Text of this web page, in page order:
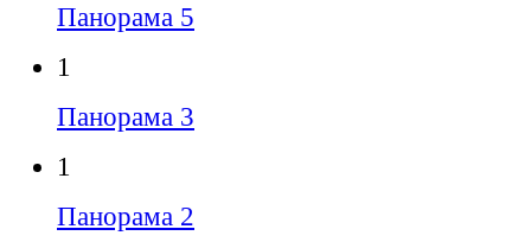
Панорама 5
1
Панорама 3
1
Панорама 2